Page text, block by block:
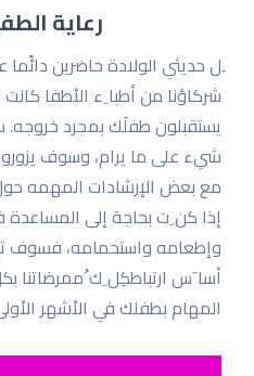
رعاية
ِل حدیثي الولادة حاضرین
شركاؤنا من أطبا ِء الأطفا
یستقبلون طفلَك بمجرد
شيء على ما یرام، وسوف
مع بعض الإرشادات المهمه
إذا كن ِت بحاجة إلى
وإطعامه واستحمامه، فسوف
أسا َس ارتباطكِل ِك ُممرضاتنا
المهام بطفلك في الأشهر